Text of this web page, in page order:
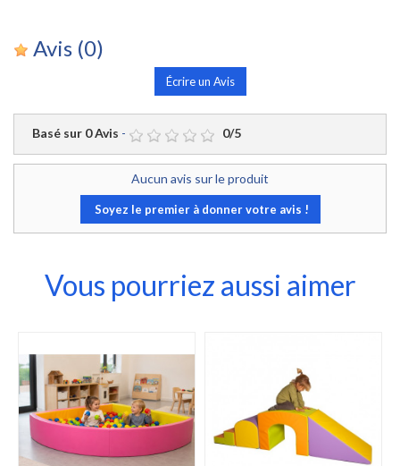
Avis (0)
Écrire un Avis
Basé sur 0Avis - 0/5
Aucun avis sur le produit
Soyez le premier à donner votre avis !
Vous pourriez aussi aimer